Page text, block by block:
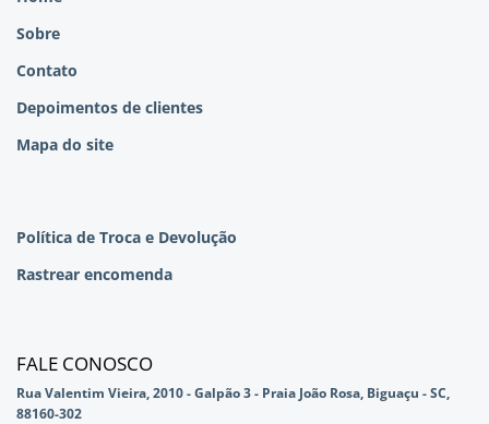
Sobre
Contato
Depoimentos de clientes
Mapa do site
Política de Troca e Devolução
Rastrear encomenda
FALE CONOSCO
Rua Valentim Vieira, 2010 - Galpão 3 - Praia João Rosa, Biguaçu - SC,
88160-302